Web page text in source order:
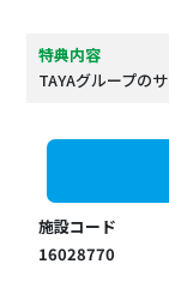
特典内容
TAYAグループの
施設コード
16028770